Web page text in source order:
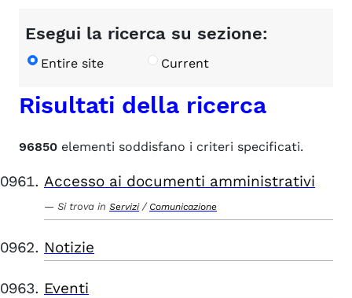
Esegui la ricerca su sezione:
Entire site Current
Risultati della ricerca
96850 elementi soddisfano i criteri specificati.
Accesso ai documenti amministrativi
Si trova in Servizi / Comunicazione
Notizie
Eventi